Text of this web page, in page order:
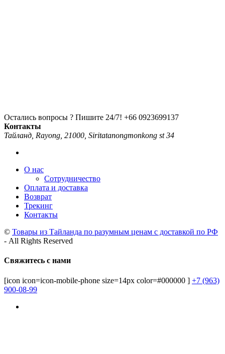
Остались вопросы ? Пишите 24/7! +66 0923699137
Контакты
Тайланд, Rayong, 21000, Siritatanongmonkong st 34
О нас
Сотрудничество
Оплата и доставка
Возврат
Трекинг
Контакты
© Товары из Тайланда по разумным ценам с доставкой по РФ
- All Rights Reserved
Свяжитесь с нами
[icon icon=icon-mobile-phone size=14px color=#000000 ] +7 (963)
900-08-99